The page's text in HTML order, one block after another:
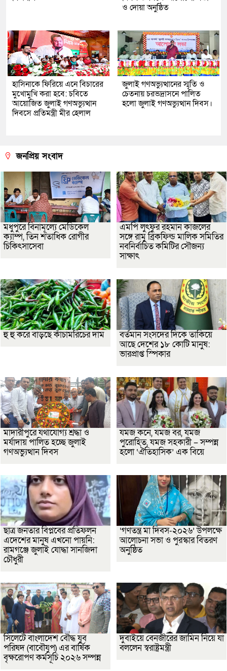
ও দোয়া অনুষ্ঠিত
হাসিনাকে ফিরিয়ে এনে বিচারের
মুখোমুখি করা হবে: চবিতে
আয়োজিত জুলাই গণঅভ্যুত্থান
দিবসে প্রতিমন্ত্রী মীর হেলাল
জুলাই গণঅভ্যুত্থানের স্মৃতি ও
চেতনায় চরভদ্রাসনে পালিত
হলো জুলাই গণঅভ্যুত্থান দিবস।
জনপ্রিয় সংবাদ
মধুপুরে বিনামূল্যে মেডিকেল
ক্যাম্প, তিন শতাধিক রোগীর
চিকিৎসাসেবা
এমপি লুৎফুর রহমান কাজলের
সঙ্গে রামু ব্রিকফিল্ড মালিক সমিতির
নবনির্বাচিত কমিটির সৌজন্য
সাক্ষাৎ
হু হু করে বাড়ছে কাঁচামরিচের দাম
বর্তমান সংসদের দিকে তাকিয়ে
আছে দেশের ১৮ কোটি মানুষ:
ভারপ্রাপ্ত স্পিকার
মাদারীপুরে যথাযোগ্য শ্রদ্ধা ও
মর্যাদায় পালিত হচ্ছে জুলাই
গণঅভ্যুত্থান দিবস
যমজ কনে, যমজ বর, যমজ
পুরোহিত, যমজ সহকারী – সম্পন্ন
হলো ‘ঐতিহাসিক’ এক বিয়ে
ছাত্র জনতার বিপ্লবের প্রতিফলন
এদেশের মানুষ এখনো পায়নি:
রামগঞ্জে জুলাই যোদ্ধা সানজিদা
চৌধুরী
‘গণতন্ত্র মা দিবস-২০২৬’ উপলক্ষে
আলোচনা সভা ও পুরস্কার বিতরণ
অনুষ্ঠিত
সিলেটে বাংলাদেশ বৌদ্ধ যুব
পরিষদ (বাবৌযুপ) এর বার্ষিক
বৃক্ষরোপণ কর্মসূচি ২০২৬ সম্পন্ন
দুবাইয়ে বেনজীরের জামিন নিয়ে যা
বললেন স্বরাষ্ট্রমন্ত্রী